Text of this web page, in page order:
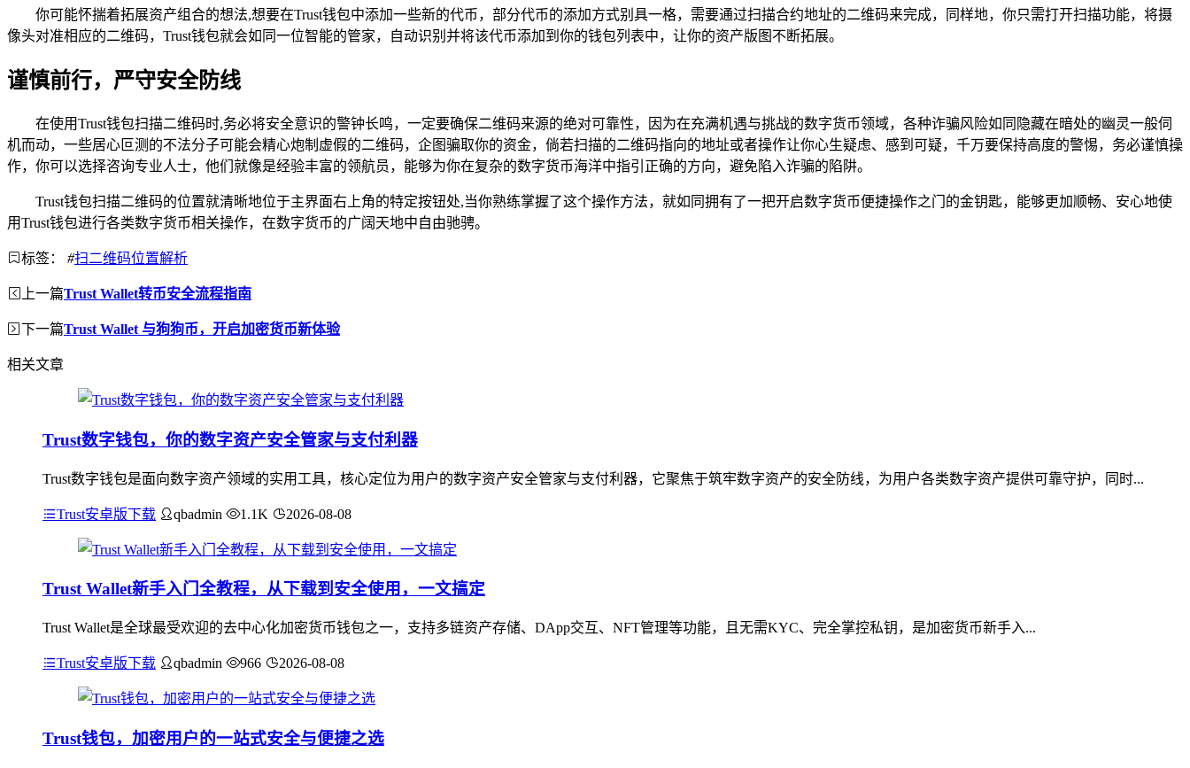
你可能怀揣着拓展资产组合的想法,想要在Trust钱包中添加一些新的代币，部分代币的添加方式别具一格，需要通过扫描合约地址的二维码来完成，同样地，你只需打开扫描功能，将摄
像头对准相应的二维码，Trust钱包就会如同一位智能的管家，自动识别并将该代币添加到你的钱包列表中，让你的资产版图不断拓展。
谨慎前行，严守安全防线
在使用Trust钱包扫描二维码时,务必将安全意识的警钟长鸣，一定要确保二维码来源的绝对可靠性，因为在充满机遇与挑战的数字货币领域，各种诈骗风险如同隐藏在暗处的幽灵一般伺
机而动，一些居心叵测的不法分子可能会精心炮制虚假的二维码，企图骗取你的资金，倘若扫描的二维码指向的地址或者操作让你心生疑虑、感到可疑，千万要保持高度的警惕，务必谨慎操
作，你可以选择咨询专业人士，他们就像是经验丰富的领航员，能够为你在复杂的数字货币海洋中指引正确的方向，避免陷入诈骗的陷阱。
Trust钱包扫描二维码的位置就清晰地位于主界面右上角的特定按钮处,当你熟练掌握了这个操作方法，就如同拥有了一把开启数字货币便捷操作之门的金钥匙，能够更加顺畅、安心地使
用Trust钱包进行各类数字货币相关操作，在数字货币的广阔天地中自由驰骋。
标签： #扫二维码位置解析
上一篇Trust Wallet转币安全流程指南
下一篇Trust Wallet 与狗狗币，开启加密货币新体验
相关文章
Trust数字钱包，你的数字资产安全管家与支付利器
Trust数字钱包是面向数字资产领域的实用工具，核心定位为用户的数字资产安全管家与支付利器，它聚焦于筑牢数字资产的安全防线，为用户各类数字资产提供可靠守护，同时...
Trust安卓版下载 qbadmin 1.1K 2026-08-08
Trust Wallet新手入门全教程，从下载到安全使用，一文搞定
Trust Wallet是全球最受欢迎的去中心化加密货币钱包之一，支持多链资产存储、DApp交互、NFT管理等功能，且无需KYC、完全掌控私钥，是加密货币新手入...
Trust安卓版下载 qbadmin 966 2026-08-08
Trust钱包，加密用户的一站式安全与便捷之选